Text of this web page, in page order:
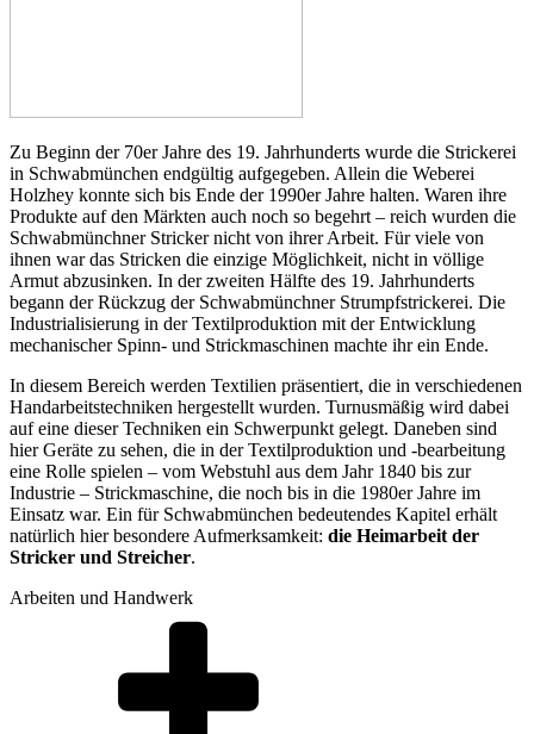
Zu Beginn der 70er Jahre des 19. Jahrhunderts wurde die Strickerei
in Schwabmünchen endgültig aufgegeben. Allein die Weberei
Holzhey konnte sich bis Ende der 1990er Jahre halten. Waren ihre
Produkte auf den Märkten auch noch so begehrt – reich wurden die
Schwabmünchner Stricker nicht von ihrer Arbeit. Für viele von
ihnen war das Stricken die einzige Möglichkeit, nicht in völlige
Armut abzusinken. In der zweiten Hälfte des 19. Jahrhunderts
begann der Rückzug der Schwabmünchner Strumpfstrickerei. Die
Industrialisierung in der Textilproduktion mit der Entwicklung
mechanischer Spinn- und Strickmaschinen machte ihr ein Ende.
In diesem Bereich werden Textilien präsentiert, die in verschiedenen
Handarbeitstechniken hergestellt wurden. Turnusmäßig wird dabei
auf eine dieser Techniken ein Schwerpunkt gelegt. Daneben sind
hier Geräte zu sehen, die in der Textilproduktion und -bearbeitung
eine Rolle spielen – vom Webstuhl aus dem Jahr 1840 bis zur
Industrie – Strickmaschine, die noch bis in die 1980er Jahre im
Einsatz war. Ein für Schwabmünchen bedeutendes Kapitel erhält
natürlich hier besondere Aufmerksamkeit: die Heimarbeit der
Stricker und Streicher.
Arbeiten und Handwerk